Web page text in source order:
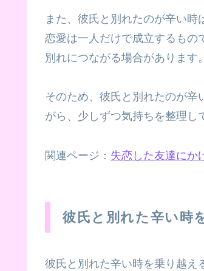
また、彼氏と別れたのが辛い時
恋愛は一人だけで成立するもの
別れにつながる場合があります。
そのため、彼氏と別れたのが辛
がら、少しずつ気持ちを整理し
関連ページ： 失恋した友達にか
彼氏と別れた辛い時
彼氏と別れた辛い時を乗り越え